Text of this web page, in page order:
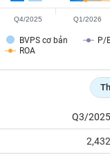
BVPS cơ bản
P/
ROA
Q4/2025 Q1/2026
Q3/2025
2,432